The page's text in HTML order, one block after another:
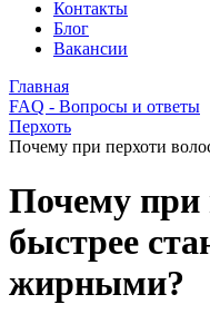
Контакты
Блог
Вакансии
Главная
FAQ - Вопросы и ответы
Перхоть
Почему при перхоти
Почему при
быстрее
жирными?